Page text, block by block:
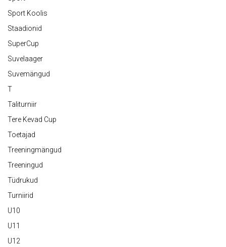
Sport Koolis
Staadionid
SuperCup
Suvelaager
Suvemängud
T
Taliturniir
Tere Kevad Cup
Toetajad
Treeningmängud
Treeningud
Tüdrukud
Turniirid
U10
U11
U12